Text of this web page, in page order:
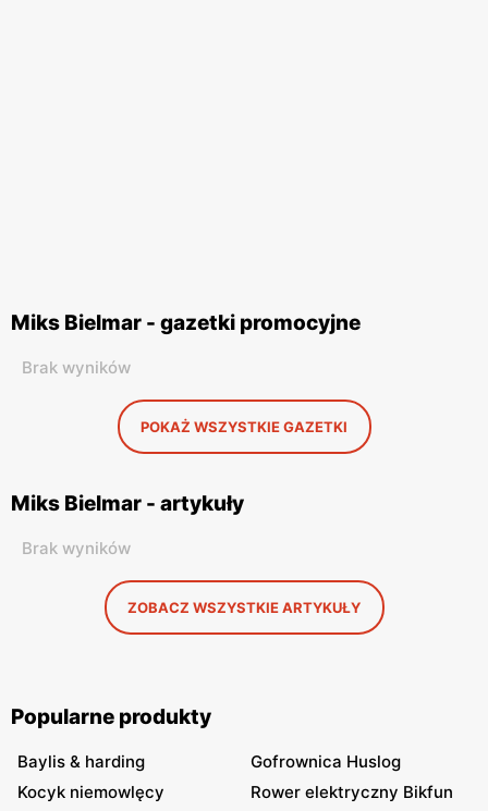
Miks Bielmar - gazetki promocyjne
Brak wyników
POKAŻ WSZYSTKIE GAZETKI
Miks Bielmar - artykuły
Brak wyników
ZOBACZ WSZYSTKIE ARTYKUŁY
Popularne produkty
Baylis & harding
Gofrownica Huslog
Kocyk niemowlęcy
Rower elektryczny Bikfun